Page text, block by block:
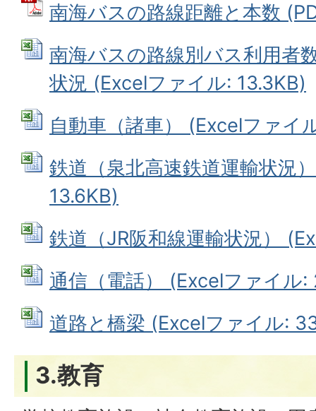
南海バスの路線距離と本数
南海バスの路線別バス利用者
状況 (Excelファイル: 13.3KB)
自動車（諸車） (Excelファイ
鉄道（泉北高速鉄道運輸状況
13.6KB)
鉄道（JR阪和線運輸状況）
通信（電話） (Excelファイル:
道路と橋梁 (Excelファイル:
3.教育